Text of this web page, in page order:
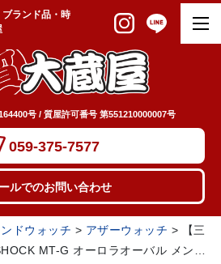
ランド品・時
号 / 質屋許可番号 第551210000007号
059-375-7577
ルでのお問い合わせ
ドウォッチ > アザーウォッチ >
【三
MT-G オーロラオーバル メンズ